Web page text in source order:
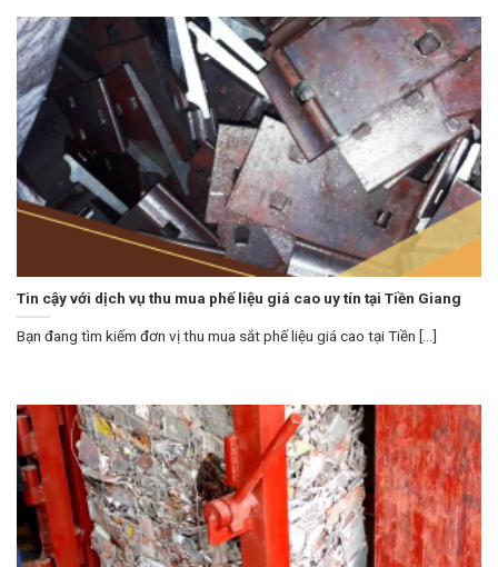
Tin cậy với dịch vụ thu mua phế liệu giá cao uy tín tại Tiền Giang
Bạn đang tìm kiếm đơn vị thu mua sắt phế liệu giá cao tại Tiền [...]